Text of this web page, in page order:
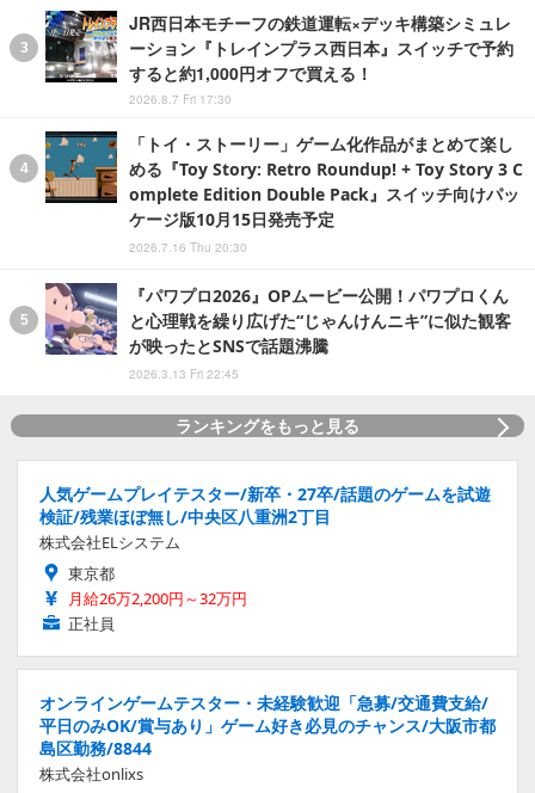
JR西日本モチーフの鉄道運転×デッキ構築シミュレ
ーション『トレインプラス西日本』スイッチで予約
すると約1,000円オフで買える！
2026.8.7 Fri 17:30
「トイ・ストーリー」ゲーム化作品がまとめて楽し
める『Toy Story: Retro Roundup! + Toy Story 3 C
omplete Edition Double Pack』スイッチ向けパッ
ケージ版10月15日発売予定
2026.7.16 Thu 20:30
『パワプロ2026』OPムービー公開！パワプロくん
と心理戦を繰り広げた“じゃんけんニキ”に似た観客
が映ったとSNSで話題沸騰
2026.3.13 Fri 22:45
ランキングをもっと見る
人気ゲームプレイテスター/新卒・27卒/話題のゲームを試遊
検証/残業ほぼ無し/中央区八重洲2丁目
株式会社ELシステム
東京都
月給26万2,200円～32万円
正社員
オンラインゲームテスター・未経験歓迎「急募/交通費支給/
平日のみOK/賞与あり」ゲーム好き必見のチャンス/大阪市都
島区勤務/8844
株式会社onlixs